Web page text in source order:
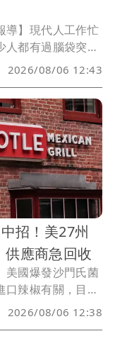
導】現代人工作忙
人都有過腦袋突然
要做什麼，卻一時
發呆半天。精神
類情況未必是失智
腦疲勞」或「腦
大腦長時間超載後
是思考變慢、專注
症狀的統稱，兩者
但代表大腦已經處
2026/08/06 12:43
招！美27州
應商急回收
美國爆發沙門氏菌
口辣椒有關，目前
感染。由於問題
QDOBA等連鎖
2026/08/06 12:38